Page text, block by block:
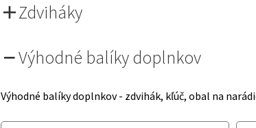
Zdviháky
Výhodné balíky doplnkov
Výhodné balíky doplnkov - zdvihák, kľúč, obal na